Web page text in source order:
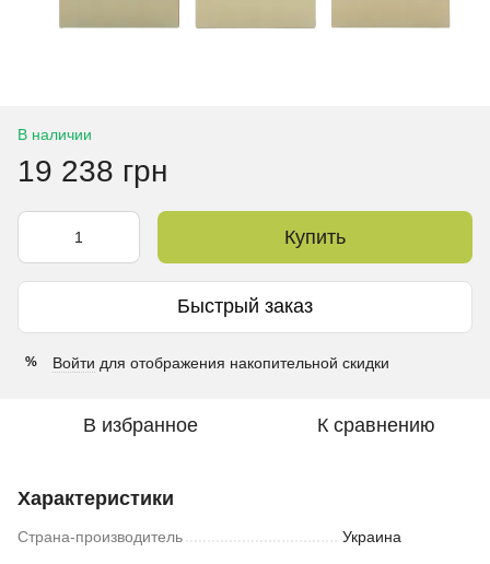
В наличии
19 238 грн
Купить
Быстрый заказ
% Войти для отображения накопительной скидки
В избранное К сравнению
Характеристики
Страна-производитель Украина